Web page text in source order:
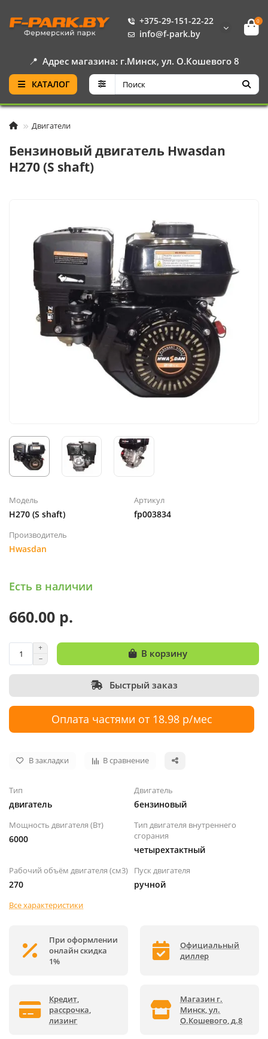
+375-29-151-22-22
info@f-park.by
0
📍 Адрес магазина: г.Минск, ул. О.Кошевого 8
КАТАЛОГ
Двигатели
Бензиновый двигатель Hwasdan
H270 (S shaft)
Модель
H270 (S shaft)
Артикул
fp003834
Производитель
Hwasdan
Есть в наличии
660.00 р.
В корзину
Быстрый заказ
Оплата частями от 18.98 р/мес
В закладки В сравнение
Тип
двигатель
Двигатель
бензиновый
Мощность двигателя (Вт)
6000
Тип двигателя внутреннего
сгорания
четырехтактный
Рабочий объём двигателя (см3)
270
Пуск двигателя
ручной
Все характеристики
При оформлении
онлайн скидка
1%
Официальный
диллер
Кредит,
рассрочка,
лизинг
Магазин г.
Минск, ул.
О.Кошевого, д.8